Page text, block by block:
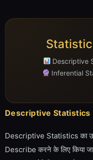
Descriptive
Inferential
Descriptive Statistics
Descriptive Statistics का
Describe करने के लिए किया